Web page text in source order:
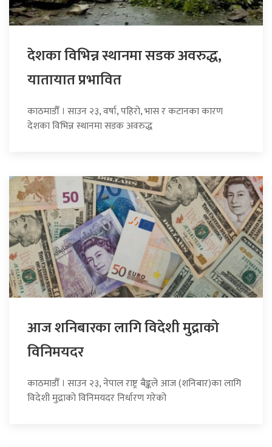
देशका विभिन्न स्थानमा सडक अवरुद्ध,
यातायात प्रभावित
काठमाडौँ । साउन २३, वर्षा, पहिरो, भास र कटानका कारण
देशका विभिन्न स्थानमा सडक अवरुद्ध
आज शनिबारका लागि विदेशी मुद्राको
विनिमयदर
काठमाडौँ । साउन २३, नेपाल राष्ट्र बैङ्कले आज (शनिबार)का लागि
विदेशी मुद्राको विनिमयदर निर्धारण गरेको